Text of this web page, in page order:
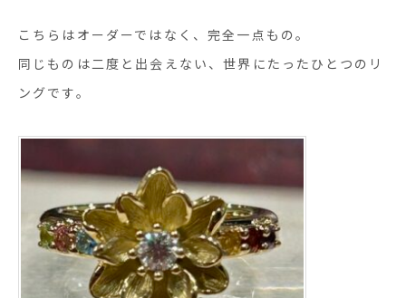
こちらはオーダーではなく、完全一点もの。
同じものは二度と出会えない、世界にたったひとつのリ
ングです。